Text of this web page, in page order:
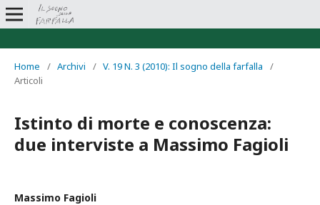
Home / Archivi / V. 19 N. 3 (2010): Il sogno della farfalla
/
Articoli
Istinto di morte e conoscenza:
due interviste a Massimo Fagioli
Massimo Fagioli